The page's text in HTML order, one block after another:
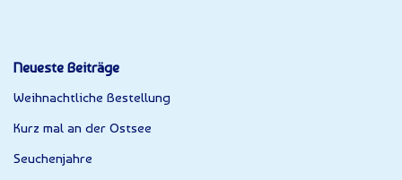
Neueste Beiträge
Weihnachtliche Bestellung
Kurz mal an der Ostsee
Seuchenjahre